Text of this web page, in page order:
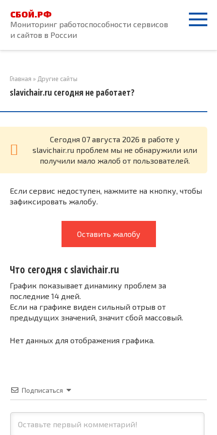
контенту
СБОЙ.РФ
Мониторинг работоспособности сервисов
и сайтов в России
Главная » Другие сайты
slavichair.ru сегодня не работает?
Cегодня 07 августа 2026 в работе у
slavichair.ru проблем мы не обнаружили или
получили мало жалоб от пользователей.
Если сервис недоступен, нажмите на кнопку, чтобы
зафиксировать жалобу.
Оставить жалобу
Что сегодня с slavichair.ru
График показывает динамику проблем за
последние 14 дней.
Если на графике виден сильный отрыв от
предыдущих значений, значит сбой массовый.
Нет данных для отображения графика.
Подписаться